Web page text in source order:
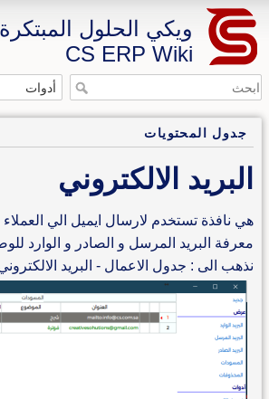
ويكي الحلول
CS ERP Wiki
جدول المحتويات
البريد الالكتروني
هي نافذة تستخدم لارسال ايميل الي
معرفة البريد المرسل و الصادر و الوارد
نذهب الى : جدول الاعمال - البريد